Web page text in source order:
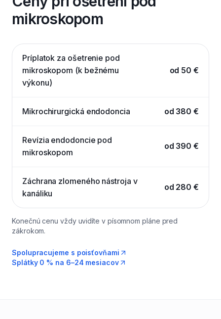
mikroskopom
Príplatok za ošetrenie pod
mikroskopom (k bežnému
výkonu)
od 50 €
Mikrochirurgická endodoncia od 380 €
Revízia endodoncie pod
mikroskopom
od 390 €
Záchrana zlomeného nástroja v
kanáliku
od 280 €
Konečnú cenu vždy uvidíte v písomnom pláne pred
zákrokom.
Spolupracujeme s poisťovňami
Splátky 0 % na 6–24 mesiacov